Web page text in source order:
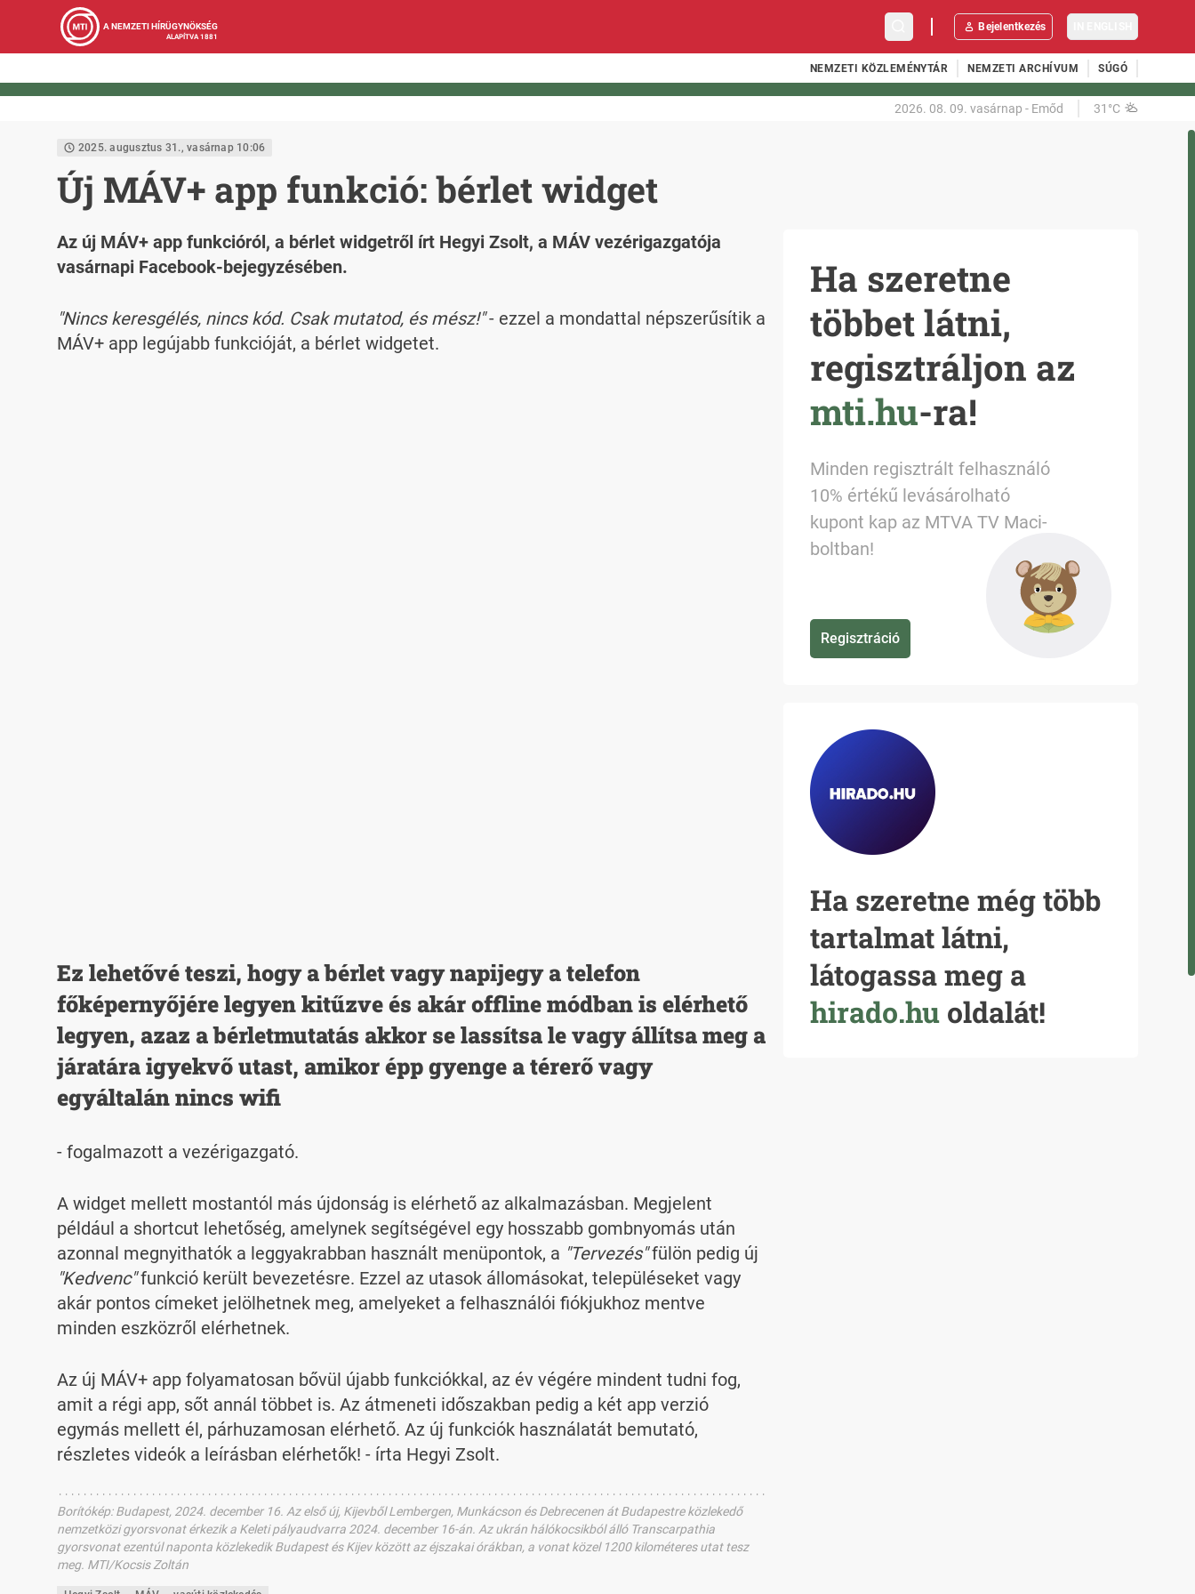
A NEMZETI HÍRÜGYNÖKSÉG
ALAPÍTVA 1881
Bejelentkezés
NEMZETI KÖZLEMÉNYTÁR NEMZETI ARCHÍVUM SÚGÓ
2026. 08. 09. vasárnap - Emőd 31°C
2025. augusztus 31., vasárnap 10:06
Új MÁV+ app funkció: bérlet widget
Az új MÁV+ app funkcióról, a bérlet widgetről írt Hegyi Zsolt, a MÁV vezérigazgatója
vasárnapi Facebook-bejegyzésében.
"Nincs keresgélés, nincs kód. Csak mutatod, és mész!"- ezzel a mondattal népszerűsítik a
MÁV+ app legújabb funkcióját, a bérlet widgetet.
Ez lehetővé teszi, hogy a bérlet vagy napijegy a telefon
főképernyőjére legyen kitűzve és akár offline módban is elérhető
legyen, azaz a bérletmutatás akkor se lassítsa le vagy állítsa meg a
járatára igyekvő utast, amikor épp gyenge a térerő vagy
egyáltalán nincs wifi
- fogalmazott a vezérigazgató.
A widget mellett mostantól más újdonság is elérhető az alkalmazásban. Megjelent
például a shortcut lehetőség, amelynek segítségével egy hosszabb gombnyomás után
azonnal megnyithatók a leggyakrabban használt menüpontok, a "Tervezés"fülön pedig új
"Kedvenc"funkció került bevezetésre. Ezzel az utasok állomásokat, településeket vagy
akár pontos címeket jelölhetnek meg, amelyeket a felhasználói fiókjukhoz mentve
minden eszközről elérhetnek.
Az új MÁV+ app folyamatosan bővül újabb funkciókkal, az év végére mindent tudni fog,
amit a régi app, sőt annál többet is. Az átmeneti időszakban pedig a két app verzió
egymás mellett él, párhuzamosan elérhető. Az új funkciók használatát bemutató,
részletes videók a leírásban elérhetők! - írta Hegyi Zsolt.
Borítókép:Budapest, 2024. december 16. Az első új, Kijevből Lembergen, Munkácson és Debrecenen át Budapestre közlekedő
nemzetközi gyorsvonat érkezik a Keleti pályaudvarra 2024. december 16-án. Az ukrán hálókocsikból álló Transcarpathia
gyorsvonat ezentúl naponta közlekedik Budapest és Kijev között az éjszakai órákban, a vonat közel 1200 kilométeres utat tesz
meg. MTI/Kocsis Zoltán
Ha szeretne
többet látni,
regisztráljon az
mti.hu-ra!
Minden regisztrált felhasználó
10% értékű levásárolható
kupont kap az MTVA TV Maci-
boltban!
Regisztráció
Ha szeretne még több
tartalmat látni,
látogassa meg a
hirado.hu oldalát!